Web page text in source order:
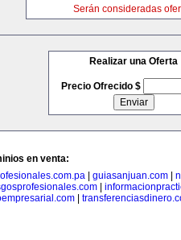
Serán consideradas
Realizar una Oferta
Precio Ofrecido $
en venta:
guiasanjuan.com